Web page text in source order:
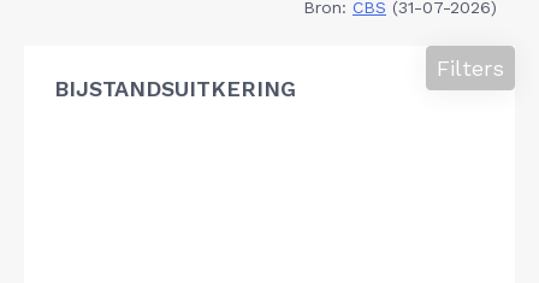
Bron: CBS (31-07-2026)
BIJSTANDSUITKERING
Filters